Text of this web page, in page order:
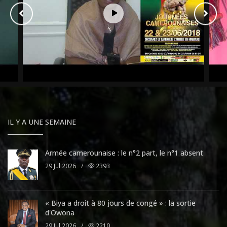
IL Y A UNE SEMAINE
Armée camerounaise : le n°2 part, le n°1 absent
29 Jul 2026 / 2393
« Biya a droit à 80 jours de congé » : la sortie
d'Owona